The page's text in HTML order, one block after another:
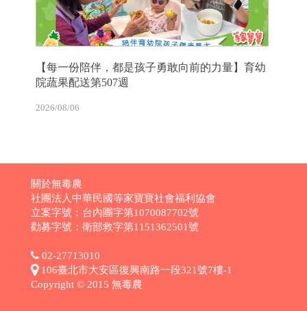
【每一份陪伴，都是孩子勇敢向前的力量】育幼
院蔬果配送第507週
2026/08/06
關於無毒農
社團法人中華民國等家寶寶社會福利協會
立案字號：台內團字第1070087702號
勸募字號：衛部救字第1151362501號
02-27713010
106臺北市大安區復興南路一段321號7樓-1
Copyright © 2015 無毒農